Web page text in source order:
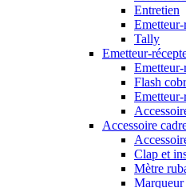
Entretien
Tally
Emetteur-
Flash
Accessoire
Clap et
Mètre
Marqueur